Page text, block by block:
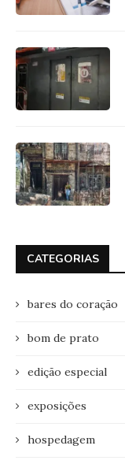
CATEGORIAS
bares do coração
bom de prato
edição especial
exposições
hospedagem